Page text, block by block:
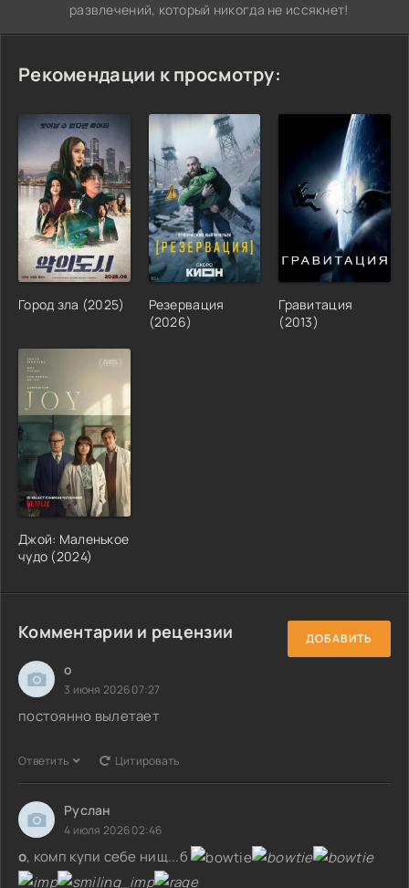
развлечений, который никогда не иссякнет!
Рекомендации к просмотру:
Город зла (2025)
Резервация
(2026)
Гравитация
(2013)
Джой: Маленькое
чудо (2024)
Комментарии и рецензии ДОБАВИТЬ
о
3 июня 2026 07:27
постоянно вылетает
Ответить Цитировать
Руслан
4 июля 2026 02:46
о, комп купи себе нищ...б